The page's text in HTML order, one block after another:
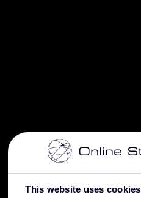
This website uses cookies